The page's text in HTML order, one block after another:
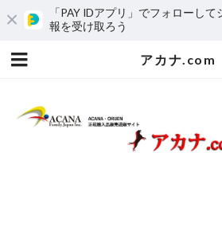
「PAY IDアプリ」でフォローし
報を受け取ろう
アカナ.com